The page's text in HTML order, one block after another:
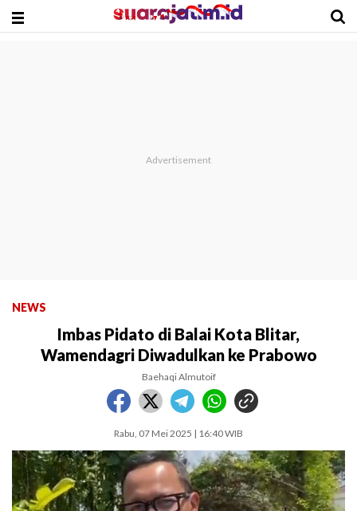
NEWS
Imbas Pidato di Balai Kota Blitar,
Wamendagri Diwadulkan ke Prabowo
Baehaqi Almutoif
Rabu, 07 Mei 2025 | 16:40 WIB